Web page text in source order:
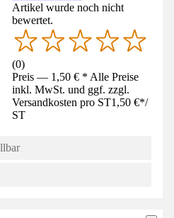
Artikel wurde noch nicht
bewertet.
(0)
Preis — 1,50 € * Alle Preise
inkl. MwSt. und ggf. zzgl.
Versandkosten pro ST1,50 €*/
ST